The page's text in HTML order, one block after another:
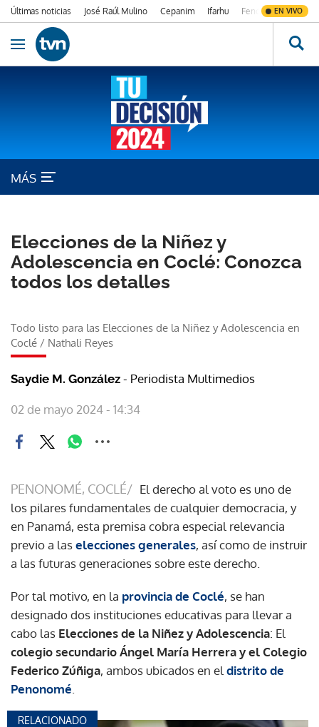
Últimas noticias José Raúl Mulino Cepanim Ifarhu Fenómeno de El
EN VIVO
Ir al contenido
Obrir navegació
MÁS
Elecciones de la Niñez y
Adolescencia en Coclé: Conozca
todos los detalles
Todo listo para las Elecciones de la Niñez y Adolescencia en
Coclé / Nathali Reyes
Saydie M. González - Periodista Multimedios
02 de mayo 2024 - 14:34
PENONOMÉ, COCLÉ/ El derecho al voto es uno de
los pilares fundamentales de cualquier democracia, y
en Panamá, esta premisa cobra especial relevancia
previo a laselecciones generales, así como de instruir
a las futuras generaciones sobre este derecho.
Por tal motivo, en la provincia de Coclé, se han
designado dos instituciones educativas para llevar a
cabo las Elecciones de la Niñez y Adolescencia: El
colegio secundario Ángel María Herrera y el Colegio
Federico Zúñiga, ambos ubicados en el distrito de
Penonomé
RELACIONADO